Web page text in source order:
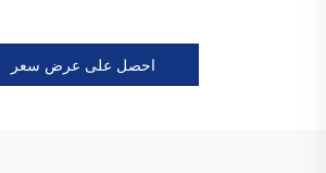
احصل على عرض سعر